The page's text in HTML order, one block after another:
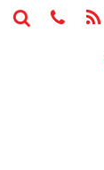


